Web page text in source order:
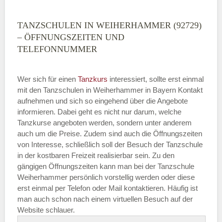
TANZSCHULEN IN WEIHERHAMMER (92729)
– ÖFFNUNGSZEITEN UND
TELEFONNUMMER
Wer sich für einen Tanzkurs interessiert, sollte erst einmal
mit den Tanzschulen in Weiherhammer in Bayern Kontakt
aufnehmen und sich so eingehend über die Angebote
informieren. Dabei geht es nicht nur darum, welche
Tanzkurse angeboten werden, sondern unter anderem
auch um die Preise. Zudem sind auch die Öffnungszeiten
von Interesse, schließlich soll der Besuch der Tanzschule
in der kostbaren Freizeit realisierbar sein. Zu den
gängigen Öffnungszeiten kann man bei der Tanzschule
Weiherhammer persönlich vorstellig werden oder diese
erst einmal per Telefon oder Mail kontaktieren. Häufig ist
man auch schon nach einem virtuellen Besuch auf der
Website schlauer.